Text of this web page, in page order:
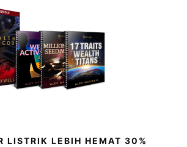
LISTRIK LEBIH HEMAT 30%